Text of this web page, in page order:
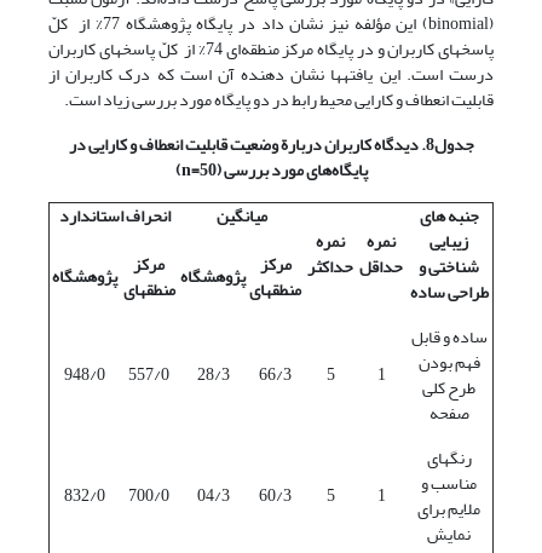
(binomial) این مؤلفه نیز نشان داد در پایگاه پژوهشگاه 77% از کلّ
پاسخهای کاربران و در پایگاه مرکز منطقه‌ای 74% از کلّ پاسخهای کاربران
درست است. این یافته‎ها نشان دهنده آن است که درک کاربران از
قابلیت انعطاف و کارایی محیط رابط در دو پایگاه مورد بررسی زیاد است.
جدول8. دیدگاه کاربران دربارة وضعیت قابلیت انعطاف و کارایی در
پایگاه‌های مورد بررسی (50= n
)
جنبه های
زیبایی
شناختی و
طراحی ساده
نمره
حداقل
نمره
حداکثر
میانگین
انحراف استاندارد
مرکز
منطقه‎ای پژوهشگاه مرکز
منطقه‎ای
پژوهشگاه
ساده و قابل
فهم بودن
طرح کلی
صفحه
1
5
66/3
28/3
557/0
948/0
رنگهای
مناسب و
ملایم برای
نمایش
1
5
60/3
04/3
700/0
832/0